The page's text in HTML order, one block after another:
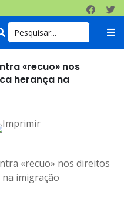
«recuo» nos
herança na